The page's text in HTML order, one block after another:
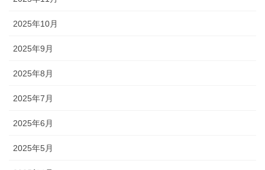
2025年10月
2025年9月
2025年8月
2025年7月
2025年6月
2025年5月